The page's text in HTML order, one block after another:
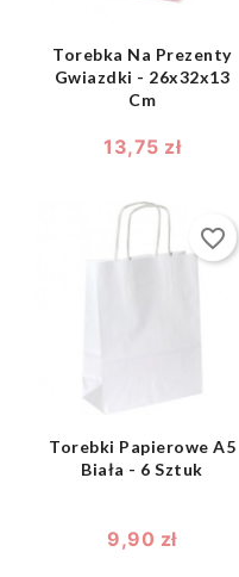
Torebka Na Prezenty
Gwiazdki - 26x32x13
Cm
13,75 zł
Torebki Papierowe A5
Biała - 6 Sztuk
9,90 zł
favorite_border